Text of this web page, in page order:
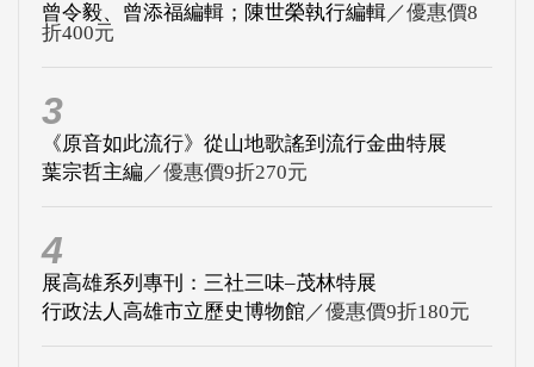
曾令毅、曾添福編輯；陳世榮執行編輯／優惠價8
折400元
3
《原音如此流行》從山地歌謠到流行金曲特展
葉宗哲主編 ／優惠價9折270元
4
展高雄系列專刊：三社三味–茂林特展
行政法人高雄市立歷史博物館／優惠價9折180元